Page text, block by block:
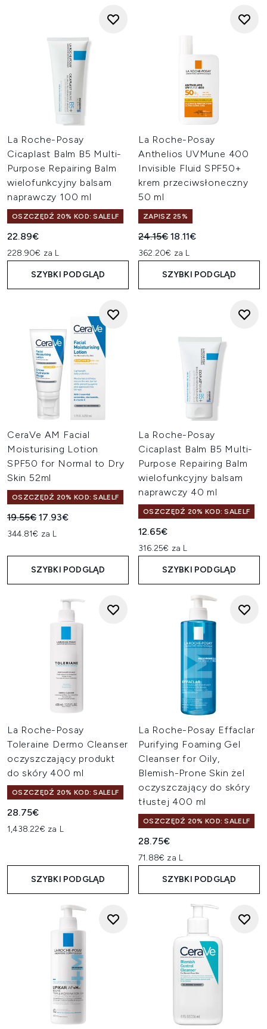
La Roche-Posay
Cicaplast Balm B5 Multi-
Purpose Repairing Balm
wielofunkcyjny balsam
naprawczy 100 ml
OSZCZĘDŹ 20% KOD: SALELF
22.89€
228.90€ za L
SZYBKI PODGLĄD
La Roche-Posay
Anthelios UVMune 400
Invisible Fluid SPF50+
krem przeciwsłoneczny
50 ml
ZAPISZ 25%
Sugerowana cena
24.15€Aktualna cena:
18.11€
362.20€ za L
SZYBKI PODGLĄD
CeraVe AM Facial
Moisturising Lotion
SPF50 for Normal to Dry
Skin 52ml
OSZCZĘDŹ 20% KOD: SALELF
Sugerowana cena detaliczna:
19.55€Aktualna cena:
17.93€
344.81€ za L
SZYBKI PODGLĄD
La Roche-Posay
Cicaplast Balm B5 Multi-
Purpose Repairing Balm
wielofunkcyjny balsam
naprawczy 40 ml
OSZCZĘDŹ 20% KOD: SALELF
12.65€
316.25€ za L
SZYBKI PODGLĄD
La Roche-Posay
Toleraine Dermo Cleanser
oczyszczający produkt
do skóry 400 ml
OSZCZĘDŹ 20% KOD: SALELF
28.75€
1,438.22€ za L
SZYBKI PODGLĄD
La Roche-Posay Effaclar
Purifying Foaming Gel
Cleanser for Oily,
Blemish-Prone Skin żel
oczyszczający do skóry
tłustej 400 ml
OSZCZĘDŹ 20% KOD: SALELF
28.75€
71.88€ za L
SZYBKI PODGLĄD